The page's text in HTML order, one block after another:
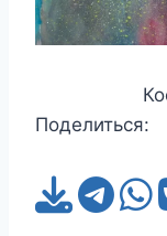
Поделиться: